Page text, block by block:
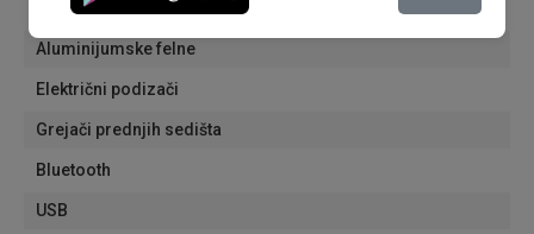
Automatski zatamnjivanje unutrašnjeg retrovizora
Aluminijumske felne
Električni podizači
Grejači prednjih sedišta
Bluetooth
USB